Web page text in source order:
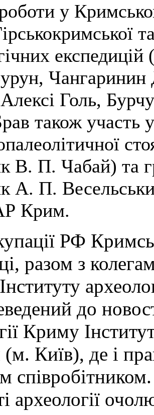
у
Чангаринин
Голь,
також участь
В. П. Чабай) та
А. П.
Крим.
РФ
разом з
до
Криму
(м. Київ), де і
археології